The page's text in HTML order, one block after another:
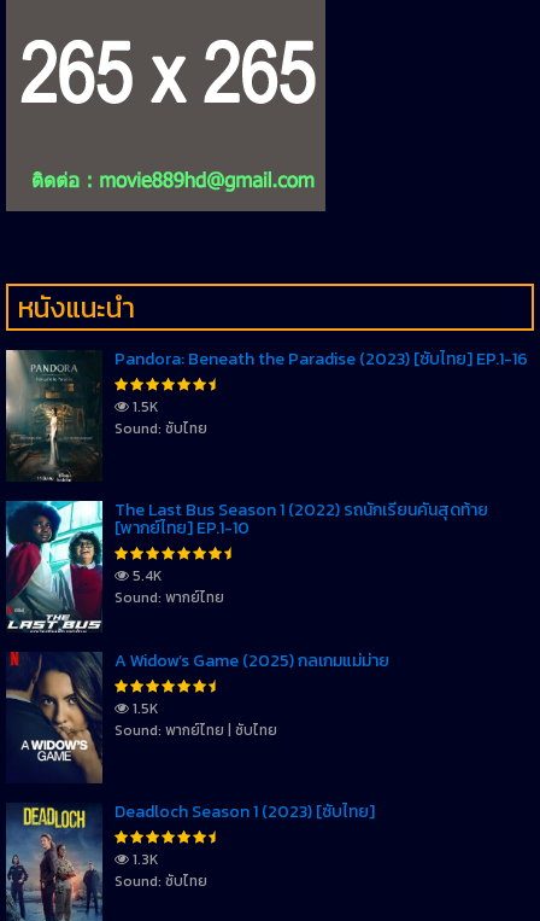
หนังแนะนำ
Pandora: Beneath the Paradise (2023) [ซับไทย] EP.1-16
1.5K
Sound: ซับไทย
The Last Bus Season 1 (2022) รถนักเรียนคันสุดท้าย
[พากย์ไทย] EP.1-10
5.4K
Sound: พากย์ไทย
A Widow’s Game (2025) กลเกมแม่ม่าย
1.5K
Sound: พากย์ไทย | ซับไทย
Deadloch Season 1 (2023) [ซับไทย]
1.3K
Sound: ซับไทย